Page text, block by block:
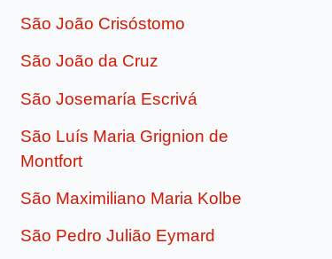
São João Crisóstomo
São João da Cruz
São Josemaría Escrivá
São Luís Maria Grignion de
Montfort
São Maximiliano Maria Kolbe
São Pedro Julião Eymard